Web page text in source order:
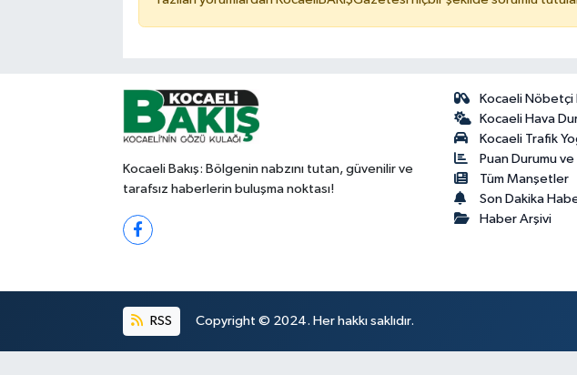
Kocaeli Bakış: Bölgenin nabzını tutan, güvenilir ve
tarafsız haberlerin buluşma noktası!
Kocaeli Nöbetçi
Kocaeli Hava
Kocaeli Trafik
Puan Durumu
Tüm Manşetler
Son Dakika
Haber Arşivi
RSS Copyright © 2024. Her hakkı saklıdır.